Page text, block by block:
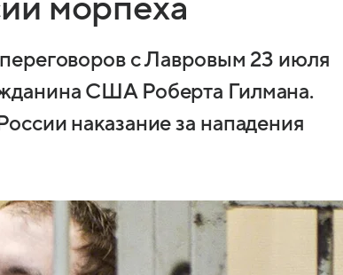
морпеха
с Лавровым 23 июля
США Роберта Гилмана.
наказание за нападения